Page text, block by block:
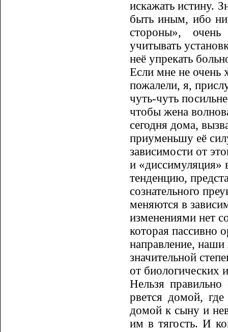
искажать истину.
быть иным, ибо
стороны»,
учитывать
неё упрекать
Если мне не очень
пожалели, я,
чуть-чуть
чтобы жена
сегодня дома,
приуменьшу её
зависимости от
и
тенденцию,
сознательного
меняются в
изменениями нет
которая пассивно
направление, наши
значительной
от биологических
Нельзя
рвется домой,
домой к сыну и
им в тягость. И